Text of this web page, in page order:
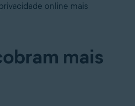
online mais
mais